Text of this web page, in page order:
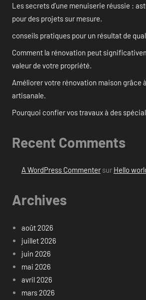
Les secrets d’une menuiserie réussie :
pour des projets sur mesure.
conseils pratiques pour un résultat de
Comment la rénovation peut
valeur de votre propriété.
Améliorer votre rénovation maison grâce
artisanale.
Pourquoi confier vos travaux à des
Recent Comments
A WordPress Commentersur Hello
Archives
août 2026
juillet 2026
juin 2026
mai 2026
avril 2026
mars 2026